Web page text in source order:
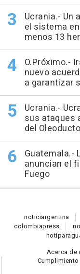
Ucrania.- Un
el sistema
menos 13
O.Próximo.-
nuevo
a garantizar
Ucrania.-
sus ataques
del
Guatemala.-
anuncian el
Fuego
noticiargentina
colombiapress
noti
Acerca de